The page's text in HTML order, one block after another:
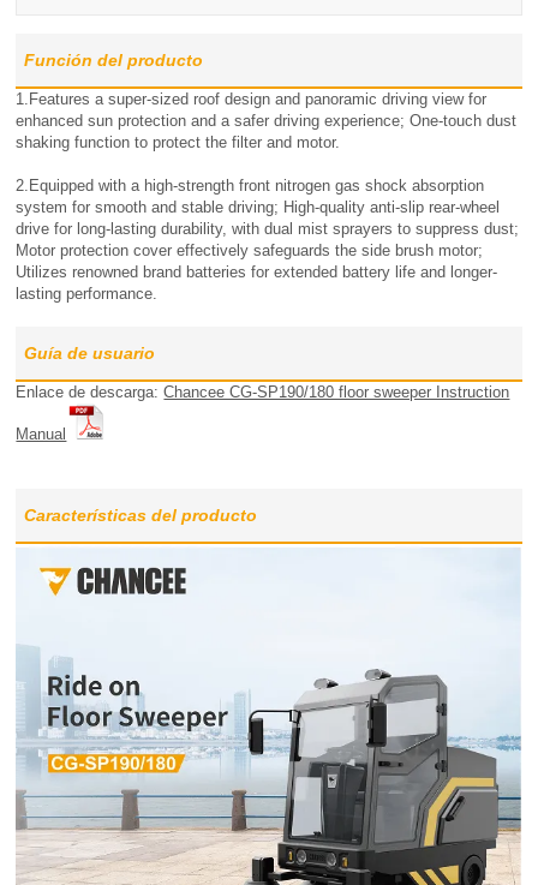
Función del producto
1.Features a super-sized roof design and panoramic driving view for
enhanced sun protection and a safer driving experience; One-touch dust
shaking function to protect the filter and motor.
2.Equipped with a high-strength front nitrogen gas shock absorption
system for smooth and stable driving; High-quality anti-slip rear-wheel
drive for long-lasting durability, with dual mist sprayers to suppress dust;
Motor protection cover effectively safeguards the side brush motor;
Utilizes renowned brand batteries for extended battery life and longer-
lasting performance.
Guía de usuario
Enlace de descarga:Chancee CG-SP190/180 floor sweeper Instruction
Manual
Características del producto